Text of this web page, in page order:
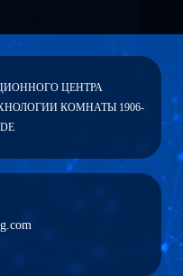
ЦЕНТРА
КОМНАТЫ 1906-